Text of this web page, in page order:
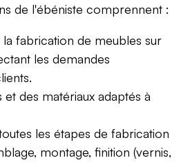
de l'ébéniste comprennent :
fabrication de meubles sur
les demandes
des matériaux adaptés à
les étapes de fabrication
montage, finition (vernis,